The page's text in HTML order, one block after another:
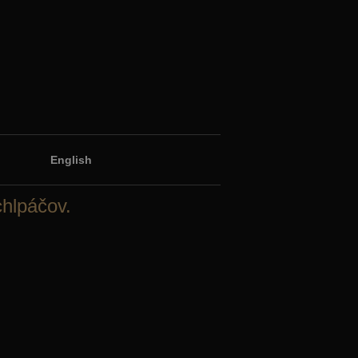
English